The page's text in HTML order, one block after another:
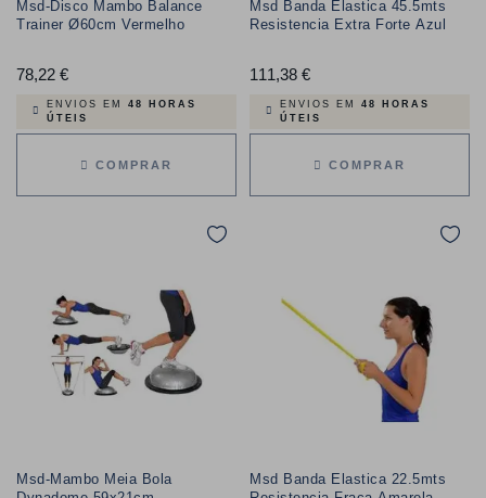
Msd-Disco Mambo Balance
Trainer Ø60cm Vermelho
78,22 €Preço
ENVIOS EM 48 HORAS
ÚTEIS
COMPRAR
Msd Banda Elastica 45.5mts
Resistencia Extra Forte Azul
111,38 €Preço
ENVIOS EM 48 HORAS
ÚTEIS
COMPRAR
Msd-Mambo Meia Bola
Msd Banda Elastica 22.5mts